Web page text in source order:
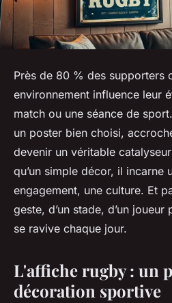
Près de 80 % des supporters
environnement influence leur
match ou une séance de
un poster bien choisi,
devenir un véritable
qu’un simple décor, il incarne
engagement, une culture. Et
geste, d’un stade, d’un
se ravive chaque jour.
L'affiche rugby : un
décoration sportive